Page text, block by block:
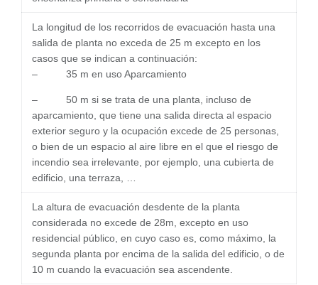
La longitud de los recorridos de evacuación hasta una
salida de planta no exceda de 25 m excepto en los
casos que se indican a continuación:
– 35 m en uso Aparcamiento
– 50 m si se trata de una planta, incluso de
aparcamiento, que tiene una salida directa al espacio
exterior seguro y la ocupación excede de 25 personas,
o bien de un espacio al aire libre en el que el riesgo de
incendio sea irrelevante, por ejemplo, una cubierta de
edificio, una terraza, …
La altura de evacuación desdente de la planta
considerada no excede de 28m, excepto en uso
residencial público, en cuyo caso es, como máximo, la
segunda planta por encima de la salida del edificio, o de
10 m cuando la evacuación sea ascendente.